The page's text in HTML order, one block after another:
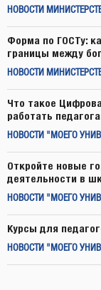
НОВОСТИ
Форма по ГОСТу:
границы между
НОВОСТИ
Что такое
работать
НОВОСТИ "МОЕГО
Откройте новые
деятельности в
НОВОСТИ "МОЕГО
Курсы для
НОВОСТИ "МОЕГО